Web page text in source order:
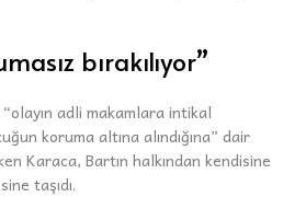
bırakılıyor”
“olayın adli makamlara intikal
koruma altına alındığına” dair
Karaca, Bartın halkından kendisine
taşıdı.